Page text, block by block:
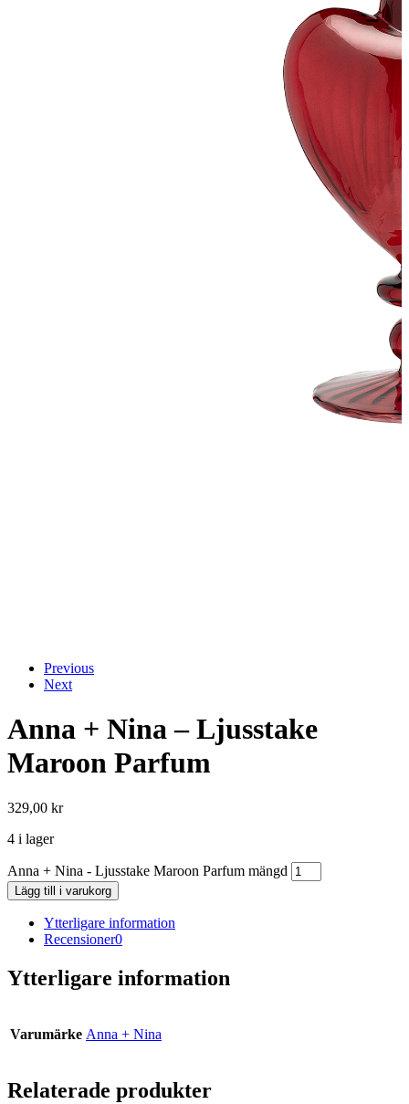
Previous
Next
Anna + Nina – Ljusstake
Maroon Parfum
329,00 kr
4 i lager
Anna + Nina - Ljusstake Maroon Parfum mängd
Lägg till i varukorg
Ytterligare information
Recensioner0
Ytterligare information
Varumärke Anna + Nina
Relaterade produkter